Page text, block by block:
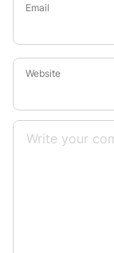
Email
Website